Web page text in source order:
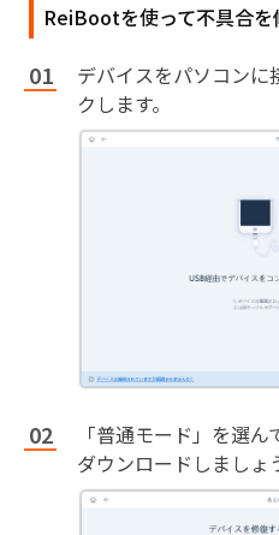
ReiBootを使って不具合を
デバイスをパソコンに
クします。
「普通モード」を選
ダウンロードしましょ